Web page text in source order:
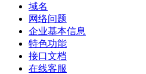
域名
网络问题
企业基本信息
特色功能
接口文档
在线客服